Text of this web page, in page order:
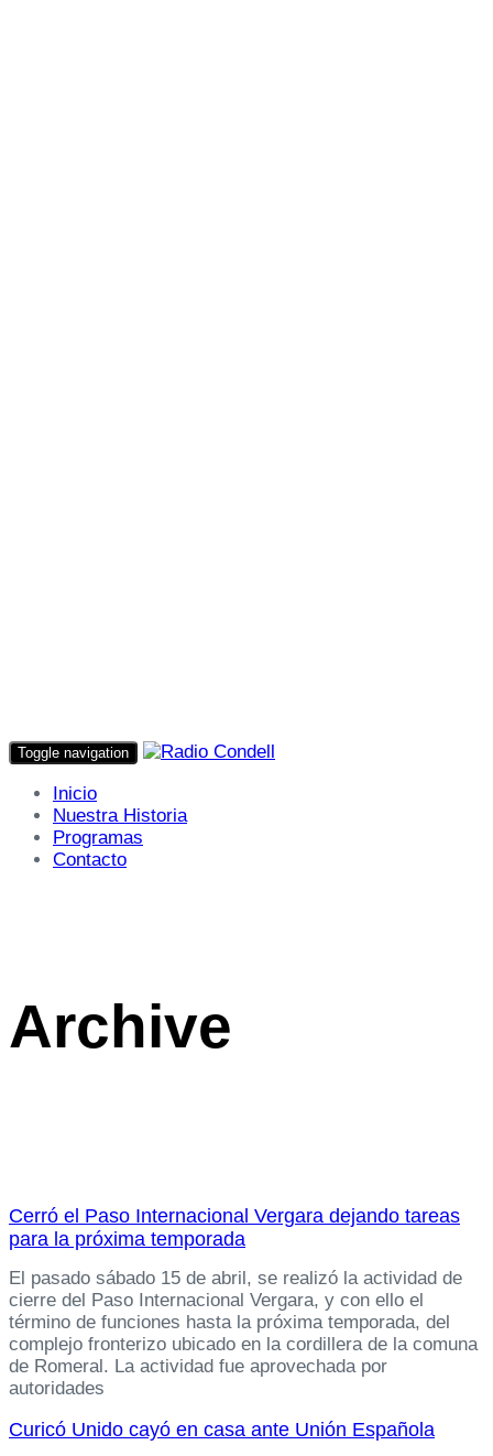
Toggle navigation
Inicio
Nuestra Historia
Programas
Contacto
Archive
Cerró el Paso Internacional Vergara dejando tareas
para la próxima temporada
El pasado sábado 15 de abril, se realizó la actividad de
cierre del Paso Internacional Vergara, y con ello el
término de funciones hasta la próxima temporada, del
complejo fronterizo ubicado en la cordillera de la comuna
de Romeral. La actividad fue aprovechada por
autoridades
Curicó Unido cayó en casa ante Unión Española